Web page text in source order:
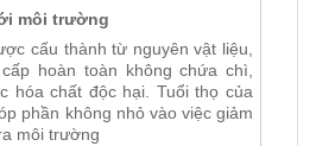
môi trường
cấu thành từ nguyên vật liệu,
hoàn toàn không chứa chì,
hóa chất độc hại. Tuổi thọ của
phần không nhỏ vào việc giảm
môi trường